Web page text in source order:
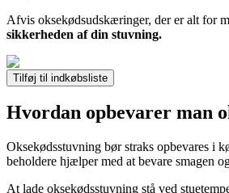
Afvis oksekødsudskæringer, der er alt for
sikkerheden af din stuvning.
Tilføj til indkøbsliste
Hvordan opbevarer man
Oksekødsstuvning bør straks opbevares i
beholdere hjælper med at bevare smagen
At lade oksekødsstuvning stå ved